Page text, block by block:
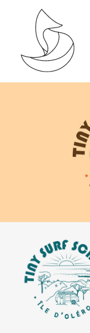
Studio de création graphique, organique & éthique